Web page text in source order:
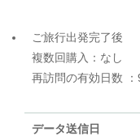
ご旅行出発完了後
複数回購入：なし
再訪問の有効日数 ：
データ送信日